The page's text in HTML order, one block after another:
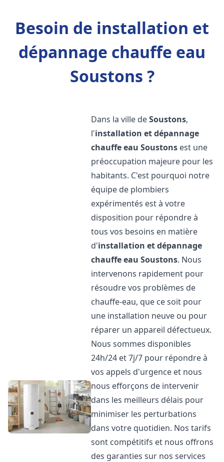
Besoin de installation et
dépannage chauffe eau
Soustons ?
Dans la ville deSoustons,
l'installation et dépannage
chauffe eau Soustons est une
préoccupation majeure pour les
habitants. C'est pourquoi notre
équipe de plombiers
expérimentés est à votre
disposition pour répondre à
tous vos besoins en matière
d'installation et dépannage
chauffe eau Soustons. Nous
intervenons rapidement pour
résoudre vos problèmes de
chauffe-eau, que ce soit pour
une installation neuve ou pour
réparer un appareil défectueux.
Nous sommes disponibles
24h/24 et 7j/7 pour répondre à
vos appels d'urgence et nous
nous efforçons de intervenir
dans les meilleurs délais pour
minimiser les perturbations
dans votre quotidien. Nos tarifs
sont compétitifs et nous offrons
des garanties sur nos services